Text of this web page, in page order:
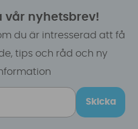
vår nyhetsbrev!
du är intresserad att få
tips och råd och ny
Skicka